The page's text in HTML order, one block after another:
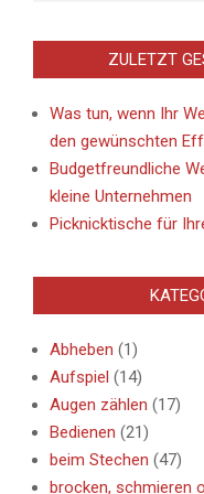
ZULETZT
Was tun, wenn Ihr
den gewünschten
Budgetfreundliche
kleine Unternehmen
Picknicktische für
Abheben (1)
Aufspiel (14)
Augen zählen (17)
Bedienen (21)
beim Stechen (47)
brocken, schmieren